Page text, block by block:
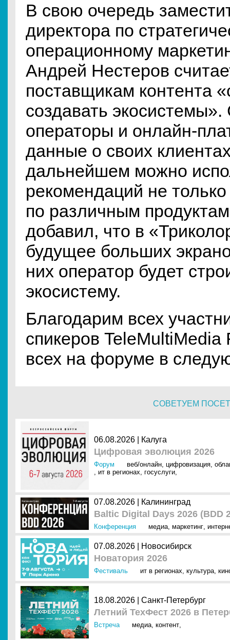
В свою очередь
директора по
операционному
Андрей Нестеров
поставщикам контента
создавать
операторы и онлайн-
данные о своих
дальнейшем можно
рекомендаций не
по различным
добавил, что в
будущее больших
них оператор будет
экосистему.
Благодарим всех
спикеров
всех на форуме в
СОВЕТУЕМ
06.08.2026 | Калуга
Цифровая эволюция 2026
Форум веб/онлайн, цифровизация,
, ит в регионах, госуслуги,
07.08.2026 | Калининград
Baltic Digital Days 2026 (BDD
Конференция медиа, маркетинг,
07.08.2026 | Новосибирск
Новатория 2026
Фестиваль ит в регионах, культура,
18.08.2026 | Санкт-Петербург
Летний ТехФест 2026 в
Встреча медиа, контент,